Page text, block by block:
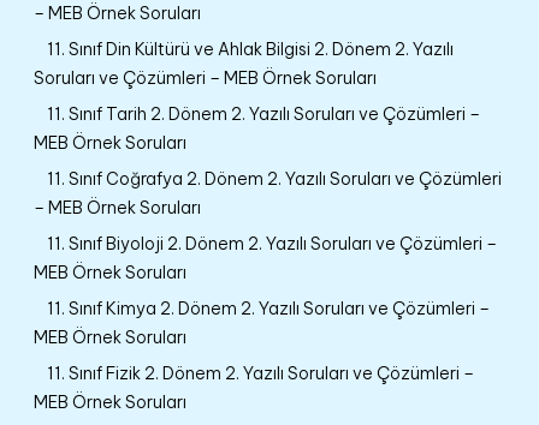
– MEB Örnek Soruları
11. Sınıf Din Kültürü ve Ahlak Bilgisi 2. Dönem 2. Yazılı
Soruları ve Çözümleri – MEB Örnek Soruları
11. Sınıf Tarih 2. Dönem 2. Yazılı Soruları ve Çözümleri –
MEB Örnek Soruları
11. Sınıf Coğrafya 2. Dönem 2. Yazılı Soruları ve Çözümleri
– MEB Örnek Soruları
11. Sınıf Biyoloji 2. Dönem 2. Yazılı Soruları ve Çözümleri –
MEB Örnek Soruları
11. Sınıf Kimya 2. Dönem 2. Yazılı Soruları ve Çözümleri –
MEB Örnek Soruları
11. Sınıf Fizik 2. Dönem 2. Yazılı Soruları ve Çözümleri –
MEB Örnek Soruları